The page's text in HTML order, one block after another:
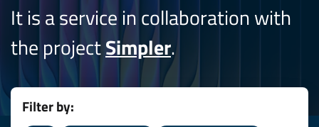
It is a service in collaboration with
the projectSimpler.
Filter by: